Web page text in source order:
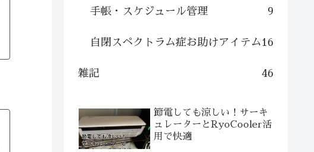
手帳・スケジュール管理 9
自閉スペクトラム症お助けアイテム16
雑記 46
節電しても涼しい！サーキ
ュレーターとRyoCooler活
用で快適